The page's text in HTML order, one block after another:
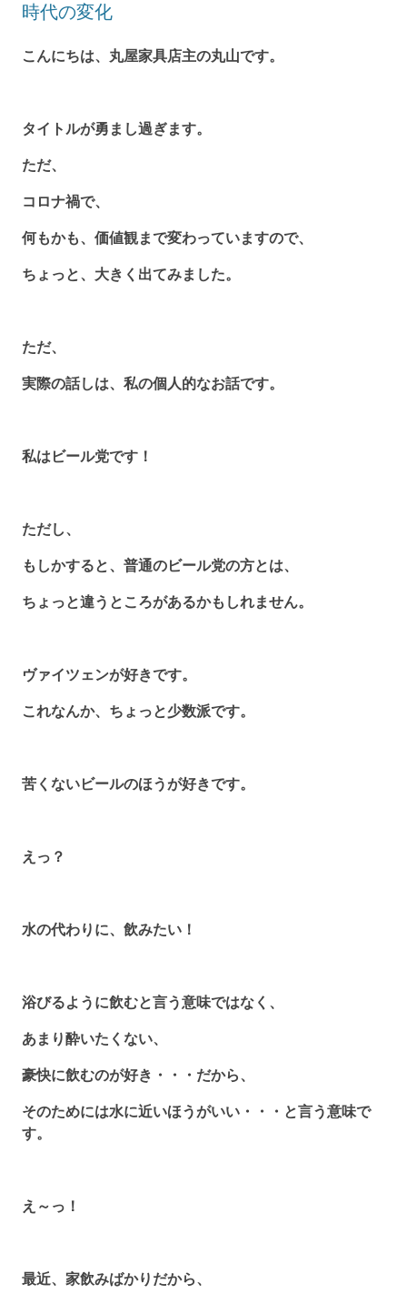
時代の変化
こんにちは、丸屋家具店主の丸山です。
タイトルが勇まし過ぎます。
ただ、
コロナ禍で、
何もかも、価値観まで変わっていますので、
ちょっと、大きく出てみました。
ただ、
実際の話しは、私の個人的なお話です。
私はビール党です！
ただし、
もしかすると、普通のビール党の方とは、
ちょっと違うところがあるかもしれません。
ヴァイツェンが好きです。
これなんか、ちょっと少数派です。
苦くないビールのほうが好きです。
えっ？
水の代わりに、飲みたい！
浴びるように飲むと言う意味ではなく、
あまり酔いたくない、
豪快に飲むのが好き・・・だから、
そのためには水に近いほうがいい・・・と言う意味で
す。
え～っ！
最近、家飲みばかりだから、